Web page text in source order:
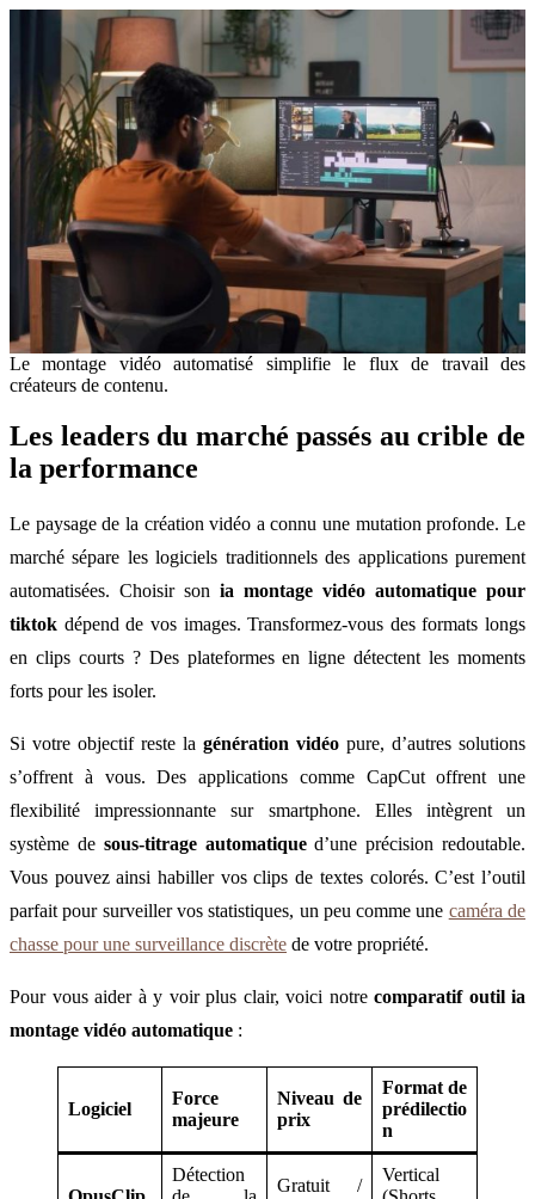
Le montage vidéo automatisé simplifie le flux de travail des
créateurs de contenu.
Les leaders du marché passés au crible de
la performance
Le paysage de la création vidéo a connu une mutation profonde. Le
marché sépare les logiciels traditionnels des applications purement
automatisées. Choisir son ia montage vidéo automatique pour
tiktok dépend de vos images. Transformez-vous des formats longs
en clips courts ? Des plateformes en ligne détectent les moments
forts pour les isoler.
Si votre objectif reste la génération vidéo pure, d’autres solutions
s’offrent à vous. Des applications comme CapCut offrent une
flexibilité impressionnante sur smartphone. Elles intègrent un
système de sous-titrage automatiqued’une précision redoutable.
Vous pouvez ainsi habiller vos clips de textes colorés. C’est l’outil
parfait pour surveiller vos statistiques, un peu comme une caméra de
chasse pour une surveillance discrète de votre propriété.
Pour vous aider à y voir plus clair, voici notre comparatif outil ia
montage vidéo automatique :
Logiciel
Force
majeure
Niveau de
prix
Format de
prédilectio
n
Détection
Gratuit /
Vertical